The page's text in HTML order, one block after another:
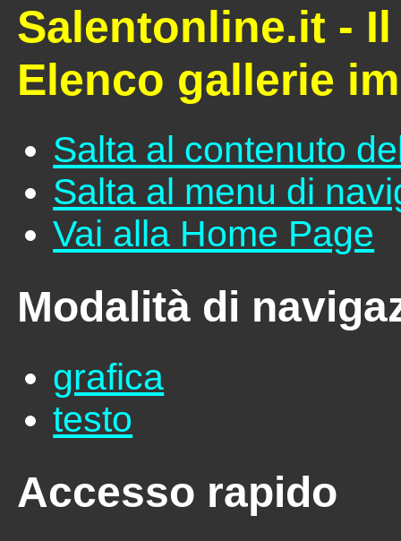
Salentonline.it -
Elenco gallerie
Salta al contenuto
Salta al menu di
Vai alla Home Page
Modalità di
grafica
testo
Accesso rapido